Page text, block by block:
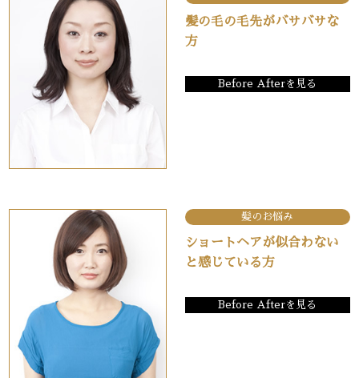
髪の毛の毛先がバサバサな
方
Before Afterを見る
髪のお悩み
ショートヘアが似合わない
と感じている方
Before Afterを見る